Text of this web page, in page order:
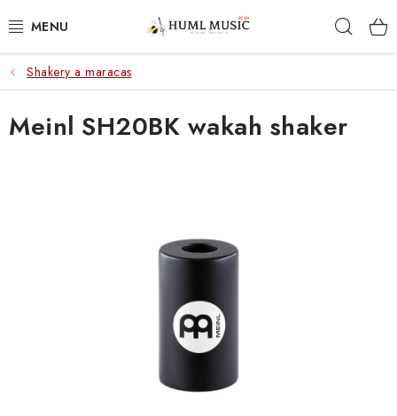
na
KYTARY
UKULELE
KYTAROVÉ PŘÍSLUŠENSTVÍ
Shakery a maracas
Meinl SH20BK wakah shaker